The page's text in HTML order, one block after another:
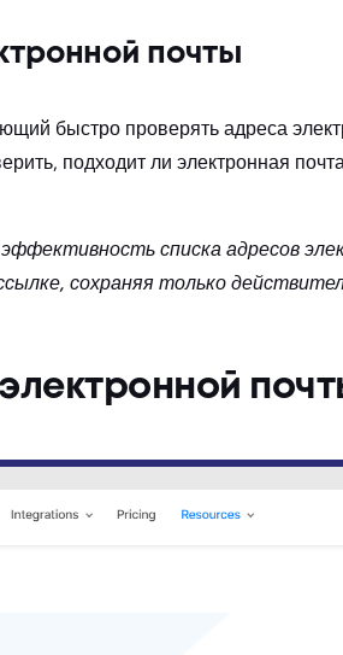
почты
быстро проверять адреса
подходит ли электронная
списка адресов
сохраняя только